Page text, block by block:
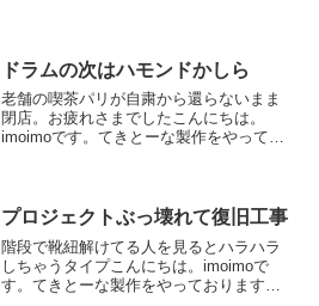
ターは二人ね。音源はU...
ドラムの次はハモンドかしら
老舗の喫茶パリが自粛から還らないまま
閉店。お疲れさまでしたこんにちは。
imoimoです。てきとーな製作をやってお
ィオに書き出して、ミ...
プロジェクトぶっ壊れて復旧工事
階段で靴紐解けてる人を見るとハラハラ
しちゃうタイプこんにちは。imoimoで
す。てきとーな製作をやっております。